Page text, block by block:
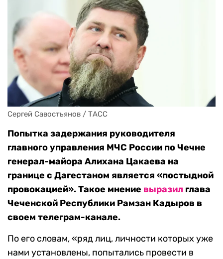
Сергей Савостьянов / ТАСС
Попытка задержания руководителя
главного управления МЧС России по Чечне
генерал-майора Алихана Цакаева на
границе с Дагестаном является «постыдной
провокацией». Такое мнение выразил глава
Чеченской Республики Рамзан Кадыров в
своем телеграм-канале.
По его словам, «ряд лиц, личности которых уже
нами установлены, попытались провести в